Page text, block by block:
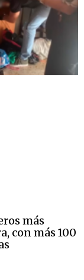
más
con más 100